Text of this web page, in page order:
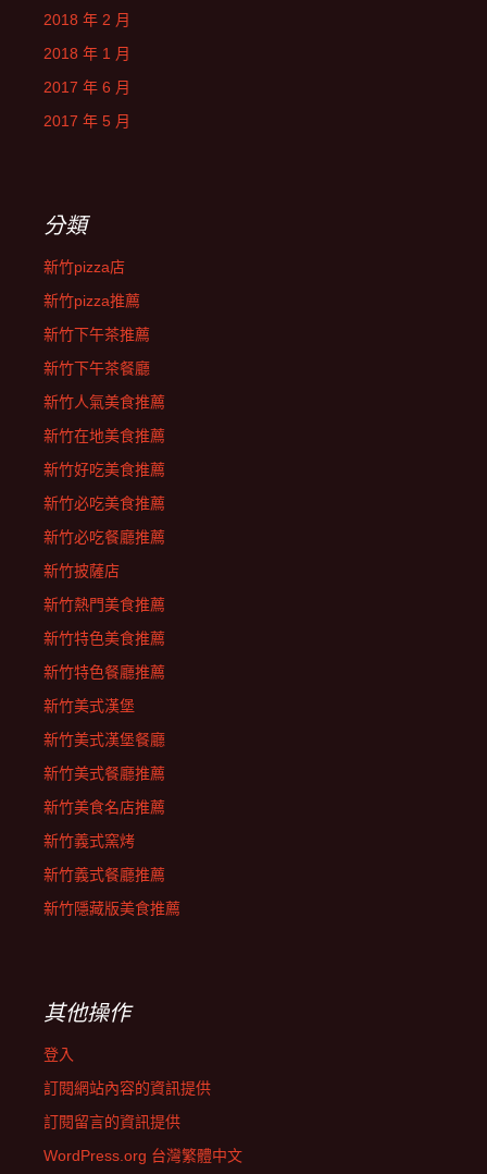
2018 年 2 月
2018 年 1 月
2017 年 6 月
2017 年 5 月
分類
新竹pizza店
新竹pizza推薦
新竹下午茶推薦
新竹下午茶餐廳
新竹人氣美食推薦
新竹在地美食推薦
新竹好吃美食推薦
新竹必吃美食推薦
新竹必吃餐廳推薦
新竹披薩店
新竹熱門美食推薦
新竹特色美食推薦
新竹特色餐廳推薦
新竹美式漢堡
新竹美式漢堡餐廳
新竹美式餐廳推薦
新竹美食名店推薦
新竹義式窯烤
新竹義式餐廳推薦
新竹隱藏版美食推薦
其他操作
登入
訂閱網站內容的資訊提供
訂閱留言的資訊提供
WordPress.org 台灣繁體中文